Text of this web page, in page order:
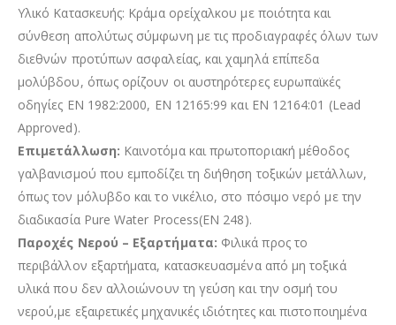
Υλικό Κατασκευής: Κράμα ορείχαλκου με ποιότητα και
σύνθεση απολύτως σύμφωνη με τις προδιαγραφές όλων των
διεθνών προτύπων ασφαλείας, και χαμηλά επίπεδα
μολύβδου, όπως ορίζουν οι αυστηρότερες ευρωπαϊκές
οδηγίες EN 1982:2000, EN 12165:99 και EN 12164:01 (Lead
Approved).
Επιμετάλλωση: Καινοτόμα και πρωτοποριακή μέθοδος
γαλβανισμού που εμποδίζει τη διήθηση τοξικών μετάλλων,
όπως τον μόλυβδο και το νικέλιο, στο πόσιμο νερό με την
διαδικασία Pure Water Process(ΕΝ 248).
Παροχές Νερού – Εξαρτήματα: Φιλικά προς το
περιβάλλον εξαρτήματα, κατασκευασμένα από μη τοξικά
υλικά που δεν αλλοιώνουν τη γεύση και την οσμή του
νερού,με εξαιρετικές μηχανικές ιδιότητες και πιστοποιημένα